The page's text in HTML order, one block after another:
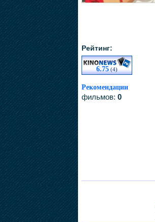
Рейтинг:
6.75(4)
Рекомендации
фильмов: 0